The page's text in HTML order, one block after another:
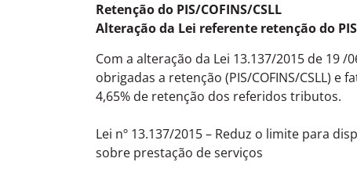
Retenção do PIS/COFINS/CSLL
Alteração da Lei referente retenção do
Com a alteração da Lei 13.137/2015 de 19
obrigadas a retenção (PIS/COFINS/CSLL)
4,65% de retenção dos referidos tributos.
Lei nº 13.137/2015 – Reduz o limite para
sobre prestação de serviços